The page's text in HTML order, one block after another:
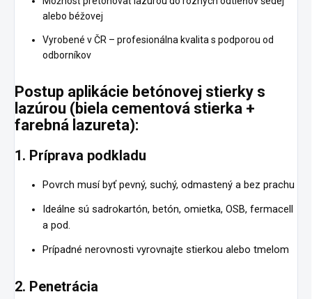
alebo béžovej
Vyrobené v ČR – profesionálna kvalita s podporou od
odborníkov
Postup aplikácie betónovej stierky s
lazúrou (biela cementová stierka +
farebná lazureta):
1. Príprava podkladu
Povrch musí byť pevný, suchý, odmastený a bez prachu
Ideálne sú sadrokartón, betón, omietka, OSB, fermacell
a pod.
Prípadné nerovnosti vyrovnajte stierkou alebo tmelom
2. Penetrácia